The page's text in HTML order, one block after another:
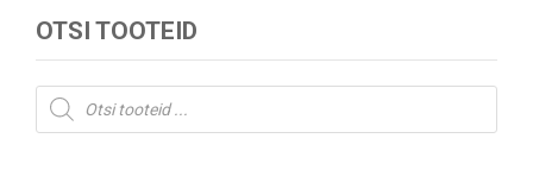
OTSI TOOTEID
Products
search